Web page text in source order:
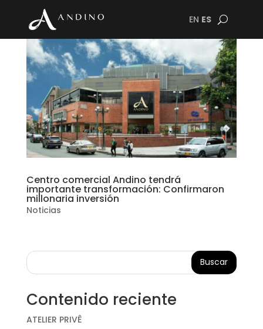
EN ES
Centro comercial Andino tendrá
importante transformación: Confirmaron
millonaria inversión
Noticias
Buscar
Contenido reciente
ATELIER PRIVÊ